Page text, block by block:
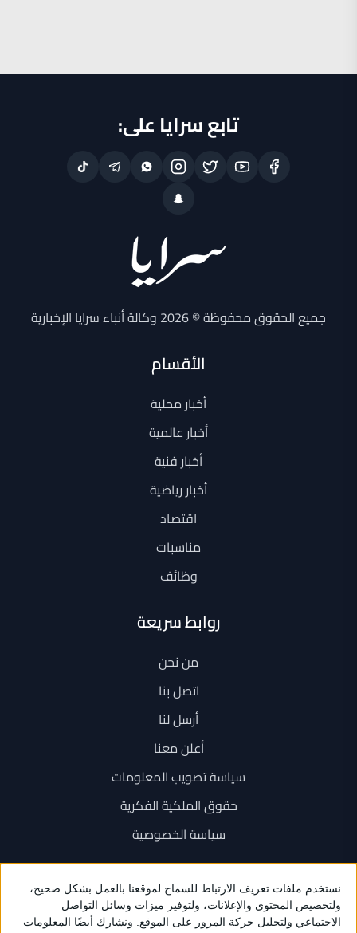
تابع سرايا على:
جميع الحقوق محفوظة © 2026 وكالة أنباء سرايا الإخبارية
الأقسام
أخبار محلية
أخبار عالمية
أخبار فنية
أخبار رياضية
اقتصاد
مناسبات
وظائف
روابط سريعة
من نحن
اتصل بنا
أرسل لنا
أعلن معنا
سياسة تصويب المعلومات
حقوق الملكية الفكرية
سياسة الخصوصية
اتصل بنا
+962 6 534 1777